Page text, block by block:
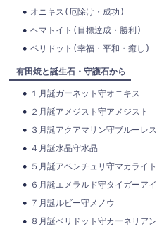
オニキス(厄除け・成功)
ヘマトイト(目標達成・勝利)
ペリドット(幸福・平和・癒し)
有田焼と誕生石・守護石から
１月誕ガーネット守オニキス
２月誕アメジスト守アメジスト
３月誕アクアマリン守ブルーレス
４月誕水晶守水晶
５月誕アベンチュリ守マカライト
６月誕エメラルド守タイガーアイ
７月誕ルビー守メノウ
８月誕ペリドット守カーネリアン